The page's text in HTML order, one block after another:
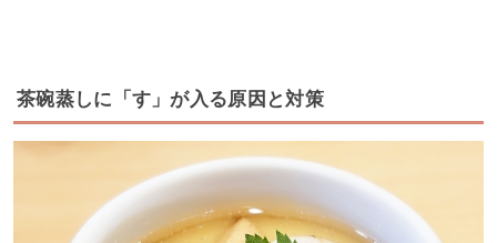
茶碗蒸しに「す」が入る原因と対策